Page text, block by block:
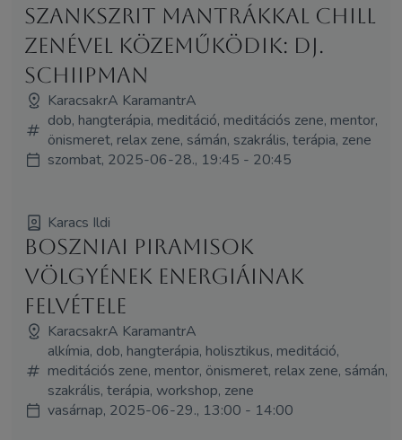
szankszrit mantrákkal chill
zenével közeműködik: Dj.
Schiipman
KaracsakrA KaramantrA
dob, hangterápia, meditáció, meditációs zene, mentor,
önismeret, relax zene, sámán, szakrális, terápia, zene
szombat, 2025-06-28., 19:45 - 20:45
Karacs Ildi
Boszniai piramisok
völgyének energiáinak
felvétele
KaracsakrA KaramantrA
alkímia, dob, hangterápia, holisztikus, meditáció,
meditációs zene, mentor, önismeret, relax zene, sámán,
szakrális, terápia, workshop, zene
vasárnap, 2025-06-29., 13:00 - 14:00